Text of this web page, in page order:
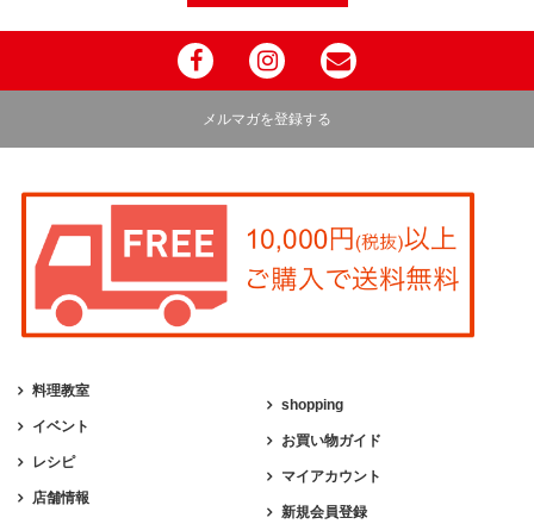
メルマガを登録する
料理教室
イベント
レシピ
店舗情報
shopping
お買い物ガイド
マイアカウント
新規会員登録